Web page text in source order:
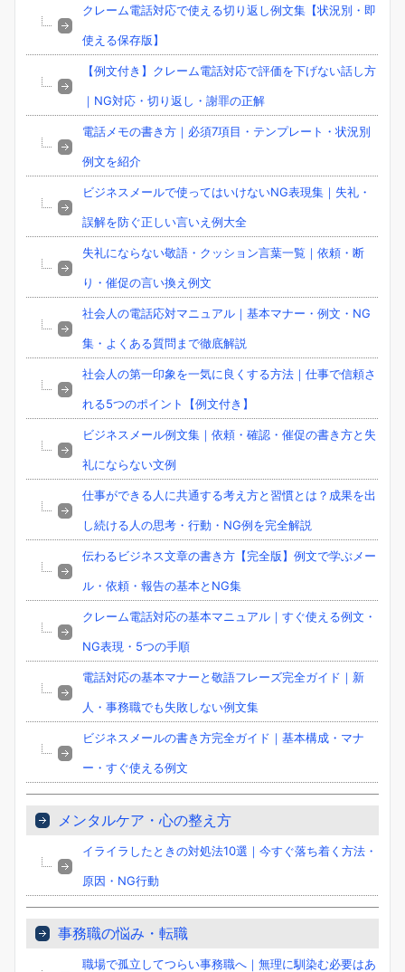
クレーム電話対応で使える切り返し例文集【状況別・即
使える保存版】
【例文付き】クレーム電話対応で評価を下げない話し方
｜NG対応・切り返し・謝罪の正解
電話メモの書き方｜必須7項目・テンプレート・状況別
例文を紹介
ビジネスメールで使ってはいけないNG表現集｜失礼・
誤解を防ぐ正しい言いえ例大全
失礼にならない敬語・クッション言葉一覧｜依頼・断
り・催促の言い換え例文
社会人の電話応対マニュアル｜基本マナー・例文・NG
集・よくある質問まで徹底解説
社会人の第一印象を一気に良くする方法｜仕事で信頼さ
れる5つのポイント【例文付き】
ビジネスメール例文集｜依頼・確認・催促の書き方と失
礼にならない文例
仕事ができる人に共通する考え方と習慣とは？成果を出
し続ける人の思考・行動・NG例を完全解説
伝わるビジネス文章の書き方【完全版】例文で学ぶメー
ル・依頼・報告の基本とNG集
クレーム電話対応の基本マニュアル｜すぐ使える例文・
NG表現・5つの手順
電話対応の基本マナーと敬語フレーズ完全ガイド｜新
人・事務職でも失敗しない例文集
ビジネスメールの書き方完全ガイド｜基本構成・マナ
ー・すぐ使える例文
メンタルケア・心の整え方
イライラしたときの対処法10選｜今すぐ落ち着く方法・
原因・NG行動
事務職の悩み・転職
職場で孤立してつらい事務職へ｜無理に馴染む必要はあ